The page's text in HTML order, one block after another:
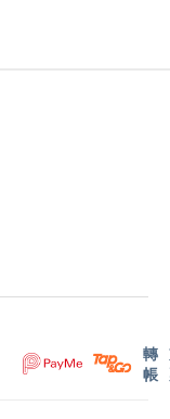
油、純化水明
況再作最後確
的貨品，生活
貨前透過電話
日起計，食用期
轉
帳